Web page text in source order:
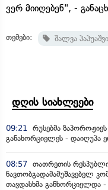
ვერ მიიღებენ", -
თემები: შალვა
დღის სიახლეები
09:21 რუსებმა
განახორციელეს - დაიღუპა
08:57 თათრეთის
ნავთობგადამამუშავებელ
თავდასხმა განხორციელდა -